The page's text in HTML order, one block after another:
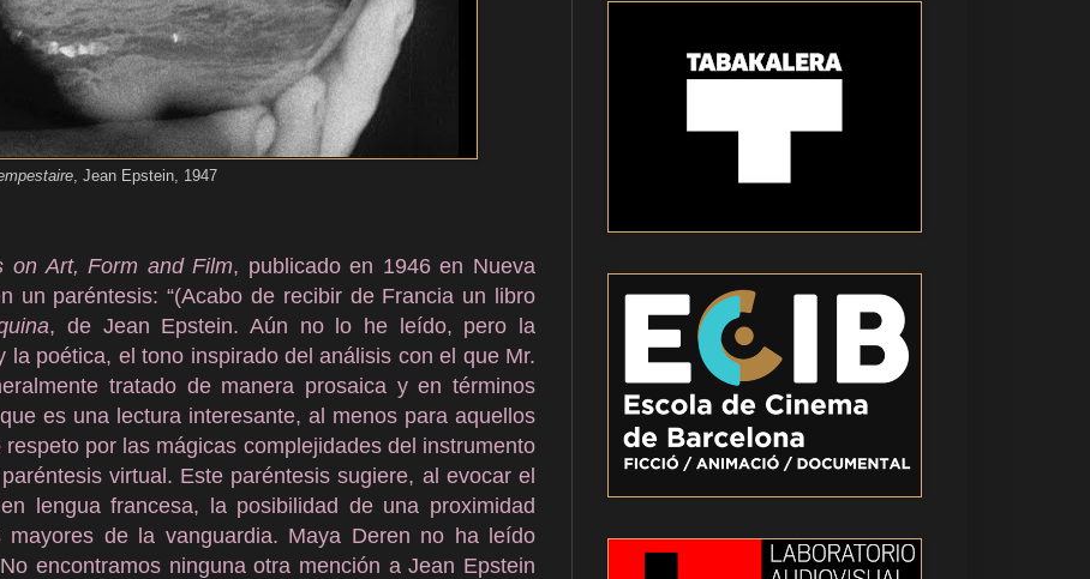
, Jean Epstein, 1947
on Art, Form and Film, publicado en 1946 en Nueva
un paréntesis: “(Acabo de recibir de Francia un libro
, de Jean Epstein. Aún no lo he leído, pero la
poética, el tono inspirado del análisis con el que Mr.
tratado de manera prosaica y en términos
es una lectura interesante, al menos para aquellos
por las mágicas complejidades del instrumento
virtual. Este paréntesis sugiere, al evocar el
lengua francesa, la posibilidad de una proximidad
mayores de la vanguardia. Maya Deren no ha leído
encontramos ninguna otra mención a Jean Epstein